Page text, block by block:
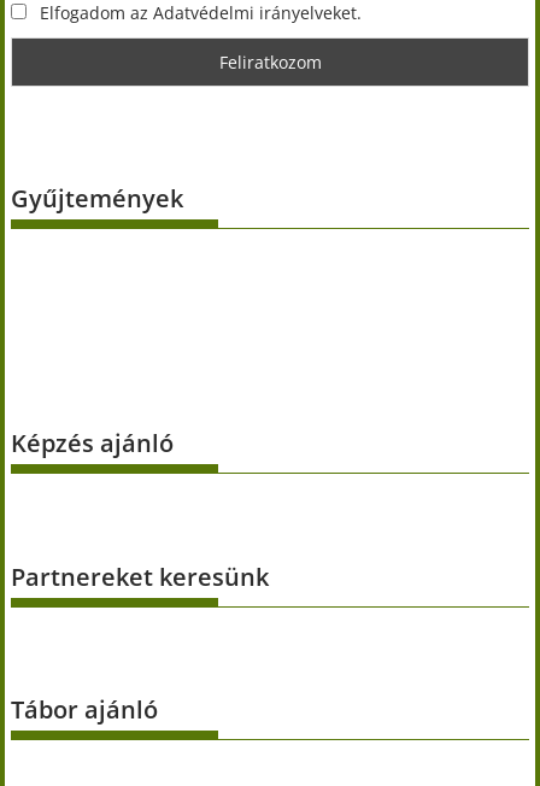
Elfogadom az Adatvédelmi irányelveket.
Gyűjtemények
Képzés ajánló
Partnereket keresünk
Tábor ajánló